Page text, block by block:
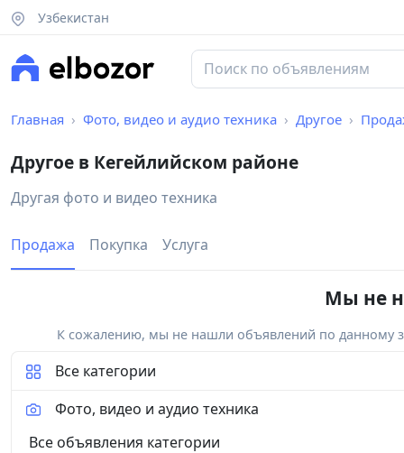
Узбекистан
Главная Фото, видео и аудио техника Другое
Другое в Кегейлийском районе
Другая фото и видео техника
Продажа Покупка Услуга
Мы не
К сожалению, мы не нашли объявлений по данному
Все категории
Фото, видео и аудио техника
Все объявления категории